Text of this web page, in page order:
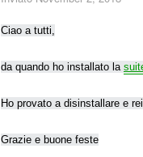
Ciao a tutti,
da quando ho installato la
Ho provato a disinstallare e
Grazie e buone feste